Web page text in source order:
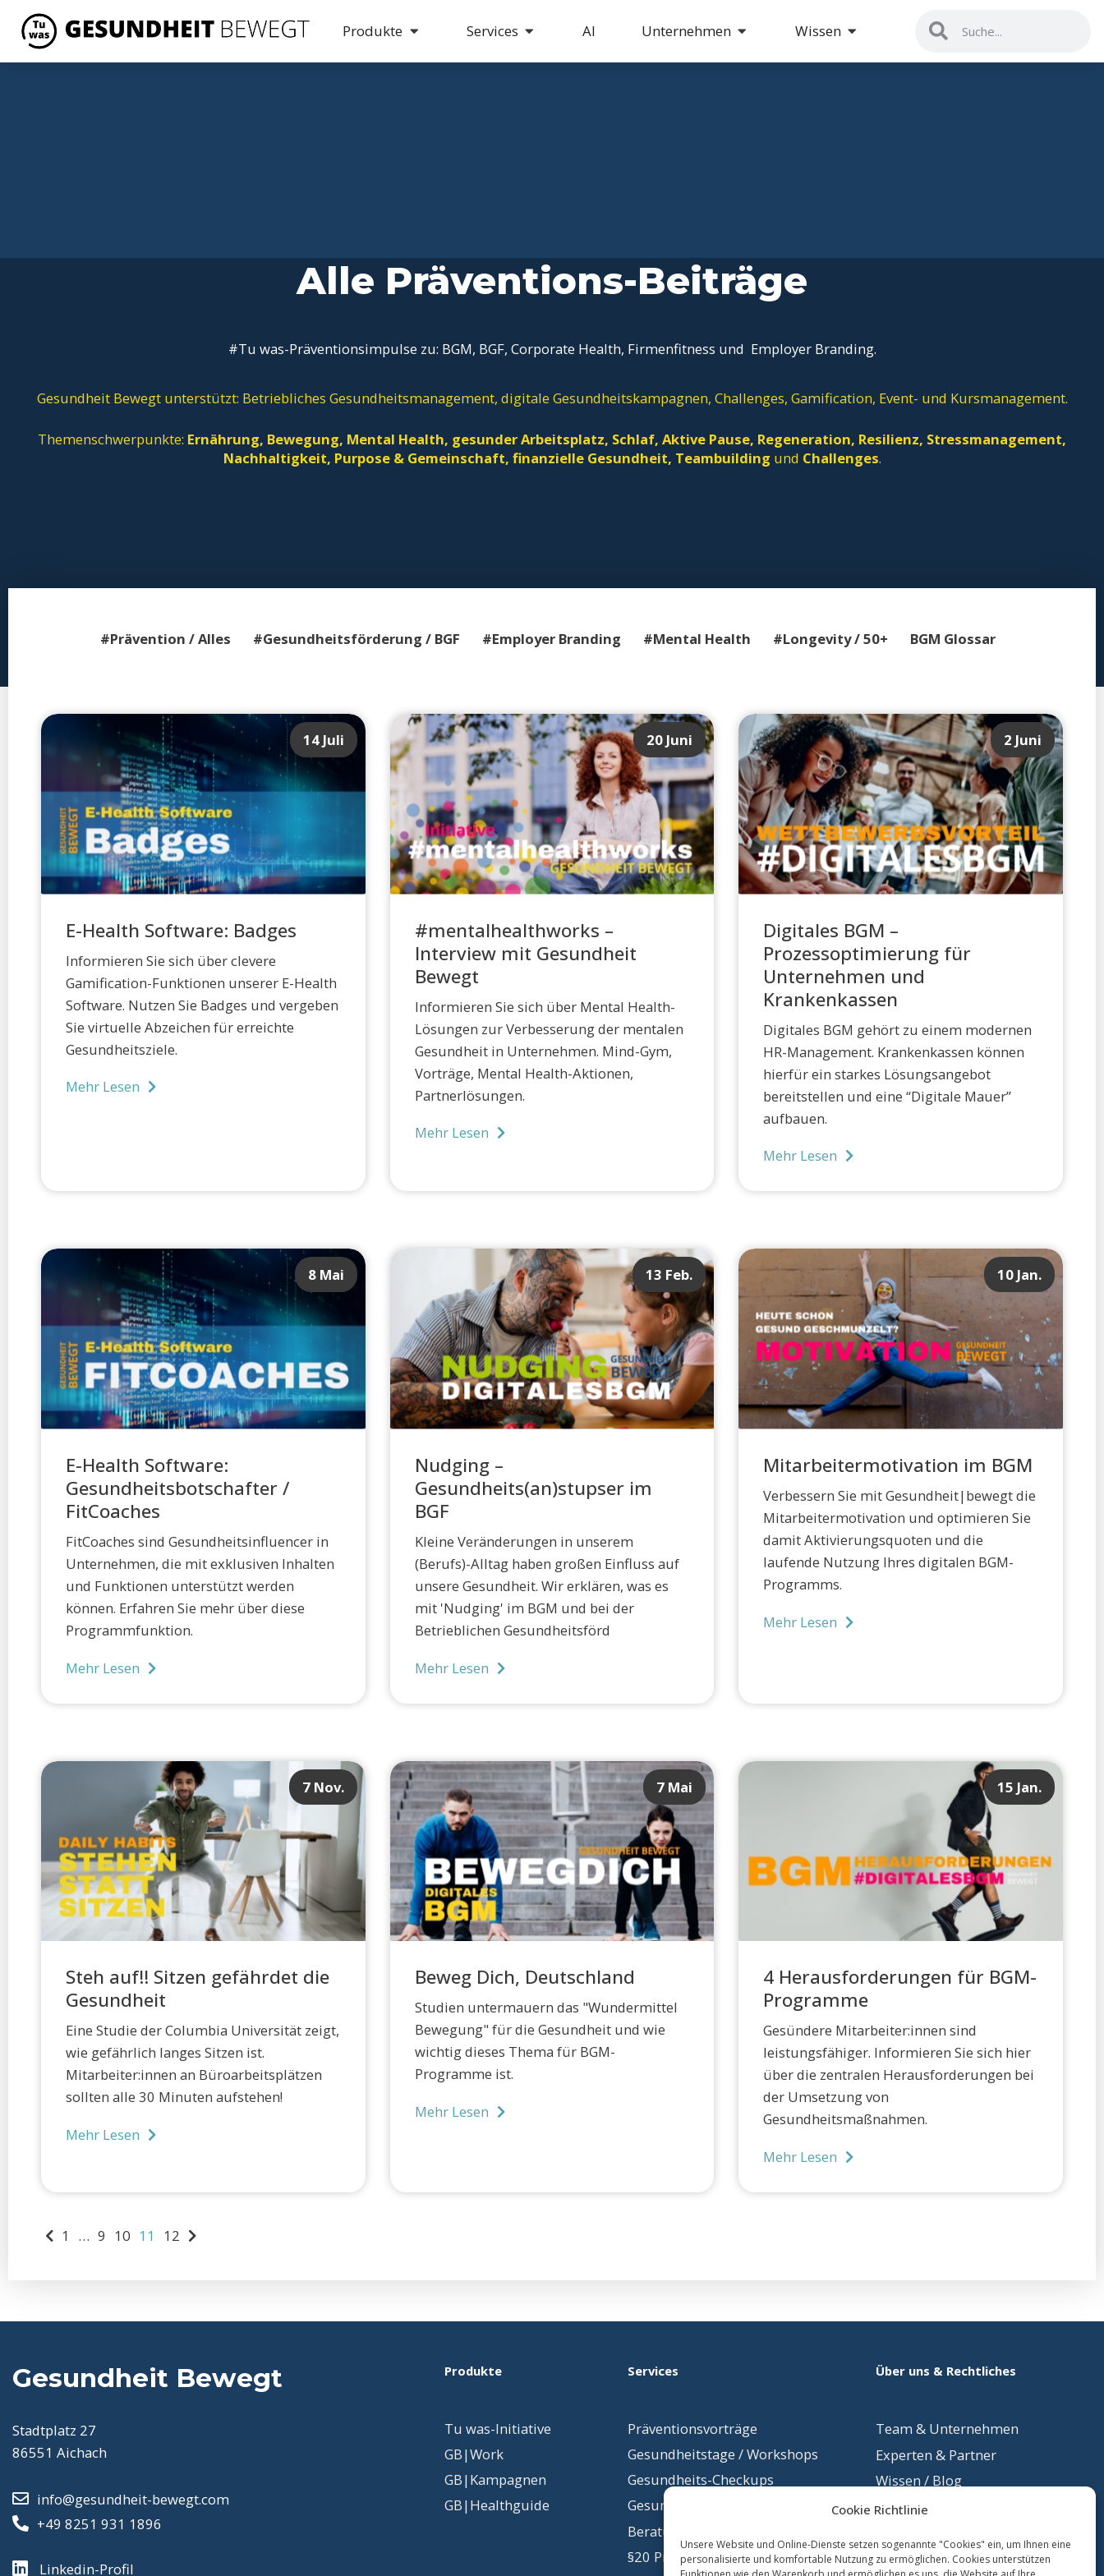
Cookie Richtlinie
Unsere Website und Online-Dienste setzen sogenannte "Cookies" ein, um Ihnen eine
personalisierte und komfortable Nutzung zu ermöglichen. Cookies unterstützen
Produkte Services AI Unternehmen Wissen
Alle Präventions-Beiträge
#Tu was-Präventionsimpulse zu: BGM, BGF, Corporate Health, Firmenfitness und Employer Branding.
Gesundheit Bewegt unterstützt: Betriebliches Gesundheitsmanagement, digitale Gesundheitskampagnen, Challenges, Gamification, Event- und Kursmanagement.
Themenschwerpunkte: Ernährung, Bewegung, Mental Health, gesunder Arbeitsplatz, Schlaf, Aktive Pause, Regeneration, Resilienz, Stressmanagement,
Nachhaltigkeit, Purpose & Gemeinschaft, finanzielle Gesundheit, Teambuilding und Challenges.
#Prävention / Alles #Gesundheitsförderung / BGF #Employer Branding #Mental Health #Longevity / 50+ BGM Glossar
14 Juli
E-Health Software: Badges
Informieren Sie sich über clevere
Gamification-Funktionen unserer E-Health
Software. Nutzen Sie Badges und vergeben
Sie virtuelle Abzeichen für erreichte
Gesundheitsziele.
Mehr Lesen
20 Juni
#mentalhealthworks –
Interview mit Gesundheit
Bewegt
Informieren Sie sich über Mental Health-
Lösungen zur Verbesserung der mentalen
Gesundheit in Unternehmen. Mind-Gym,
Vorträge, Mental Health-Aktionen,
Partnerlösungen.
Mehr Lesen
2 Juni
Digitales BGM –
Prozessoptimierung für
Unternehmen und
Krankenkassen
Digitales BGM gehört zu einem modernen
HR-Management. Krankenkassen können
hierfür ein starkes Lösungsangebot
bereitstellen und eine “Digitale Mauer”
aufbauen.
Mehr Lesen
8 Mai
E-Health Software:
Gesundheitsbotschafter /
FitCoaches
FitCoaches sind Gesundheitsinfluencer in
Unternehmen, die mit exklusiven Inhalten
und Funktionen unterstützt werden
können. Erfahren Sie mehr über diese
Programmfunktion.
Mehr Lesen
13 Feb.
Nudging –
Gesundheits(an)stupser im
BGF
Kleine Veränderungen in unserem
(Berufs)-Alltag haben großen Einfluss auf
unsere Gesundheit. Wir erklären, was es
mit 'Nudging' im BGM und bei der
Betrieblichen Gesundheitsförd
Mehr Lesen
10 Jan.
Mitarbeitermotivation im BGM
Verbessern Sie mit Gesundheit|bewegt die
Mitarbeitermotivation und optimieren Sie
damit Aktivierungsquoten und die
laufende Nutzung Ihres digitalen BGM-
Programms.
Mehr Lesen
7 Nov.
Steh auf!! Sitzen gefährdet die
Gesundheit
Eine Studie der Columbia Universität zeigt,
wie gefährlich langes Sitzen ist.
Mitarbeiter:innen an Büroarbeitsplätzen
sollten alle 30 Minuten aufstehen!
Mehr Lesen
7 Mai
Beweg Dich, Deutschland
Studien untermauern das "Wundermittel
Bewegung" für die Gesundheit und wie
wichtig dieses Thema für BGM-
Programme ist.
Mehr Lesen
15 Jan.
4 Herausforderungen für BGM-
Programme
Gesündere Mitarbeiter:innen sind
leistungsfähiger. Informieren Sie sich hier
über die zentralen Herausforderungen bei
der Umsetzung von
Gesundheitsmaßnahmen.
Mehr Lesen
1 … 9 10 11 12
Gesundheit Bewegt
Stadtplatz 27
86551 Aichach
info@gesundheit-bewegt.com
+49 8251 931 1896
Linkedin-Profil
Produkte
Tu was-Initiative
GB|Work
GB|Kampagnen
GB|Healthguide
Services
Präventionsvorträge
Gesundheitstage / Workshops
Gesundheits-Checkups
Gesundheits
Beratung & Konzeption
§20 Präventionskurse
Über uns & Rechtliches
Team & Unternehmen
Experten & Partner
Wissen / Blog
Newsletter